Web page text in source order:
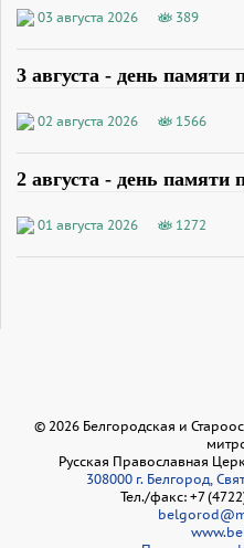
03 августа 2026 389
3 августа - день памяти
02 августа 2026 1566
2 августа - день
01 августа 2026 1272
© 2026 Белгородская и
Русская Православная
308000 г. Белгород,
Тел./факс: +7